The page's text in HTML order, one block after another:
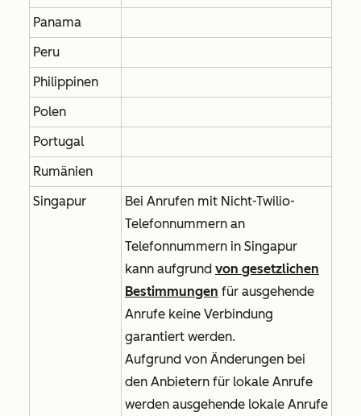
Panama
Peru
Philippinen
Polen
Portugal
Rumänien
Singapur
Bei Anrufen mit Nicht-Twilio-
Telefonnummern an
Telefonnummern in Singapur
kann aufgrund von gesetzlichen
Bestimmungen für ausgehende
Anrufe keine Verbindung
garantiert werden.
Aufgrund von Änderungen bei
den Anbietern für lokale Anrufe
werden ausgehende lokale Anrufe